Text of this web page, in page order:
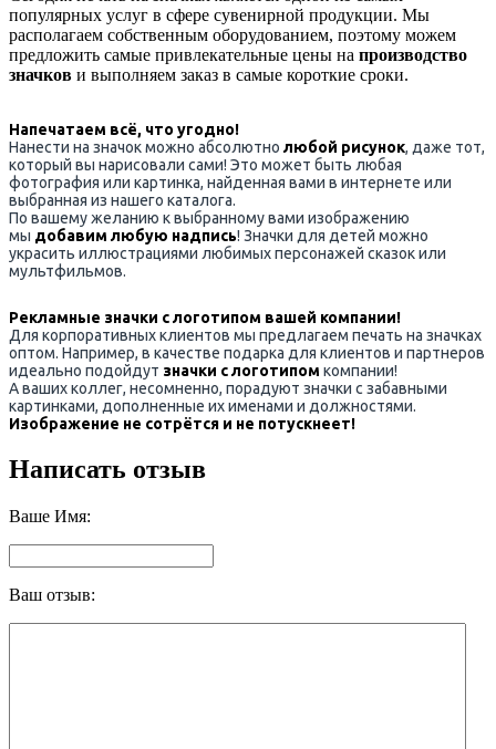
популярных услуг в сфере сувенирной продукции. Мы
располагаем собственным оборудованием, поэтому можем
предложить самые привлекательные цены на производство
значков и выполняем заказ в самые короткие сроки.
Напечатаем всё, что угодно!
Нанести на значок можно абсолютно любой рисунок, даже тот,
который вы нарисовали сами! Это может быть любая
фотография или картинка, найденная вами в интернете или
выбранная из нашего каталога.
По вашему желанию к выбранному вами изображению
мы добавим любую надпись! Значки для детей можно
украсить иллюстрациями любимых персонажей сказок или
мультфильмов.
Рекламные значки с логотипом вашей компании!
Для корпоративных клиентов мы предлагаем печать на значках
оптом. Например, в качестве подарка для клиентов и партнеров
идеально подойдут значки с логотипом компании!
А ваших коллег, несомненно, порадуют значки с забавными
картинками, дополненные их именами и должностями.
Изображение не сотрётся и не потускнеет!
Написать отзыв
Ваше Имя:
Ваш отзыв: